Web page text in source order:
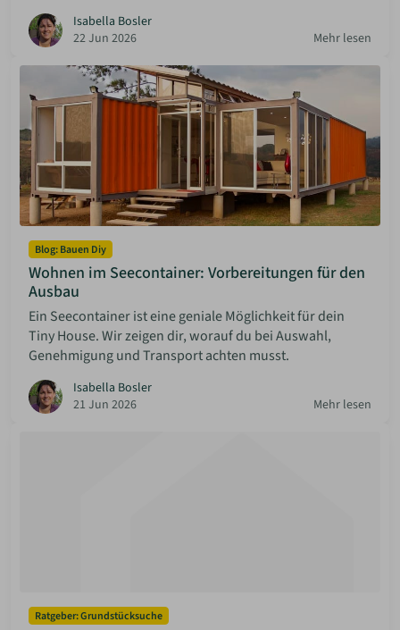
Isabella Bosler
22 Jun 2026
Mehr lesen
Blog: Bauen Diy
Wohnen im Seecontainer: Vorbereitungen für den
Ausbau
Ein Seecontainer ist eine geniale Möglichkeit für dein
Tiny House. Wir zeigen dir, worauf du bei Auswahl,
Genehmigung und Transport achten musst.
Isabella Bosler
21 Jun 2026
Mehr lesen
Ratgeber: Grundstücksuche